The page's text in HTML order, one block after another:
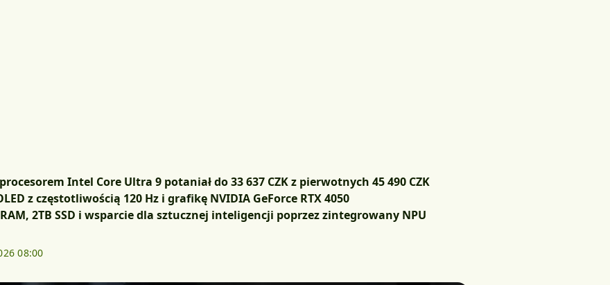
Intel Core Ultra 9 potaniał do 33 637 CZK z pierwotnych 45 490 CZK
z częstotliwością 120 Hz i grafikę NVIDIA GeForce RTX 4050
2TB SSD i wsparcie dla sztucznej inteligencji poprzez zintegrowany NPU
08:00